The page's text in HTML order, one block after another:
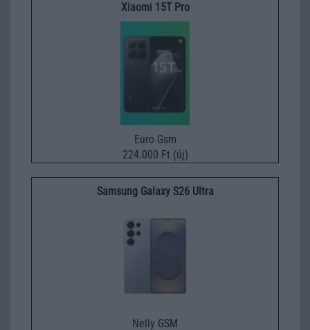
Xiaomi 15T Pro
Euro Gsm
224.000 Ft (új)
Samsung Galaxy S26 Ultra
Nelly GSM